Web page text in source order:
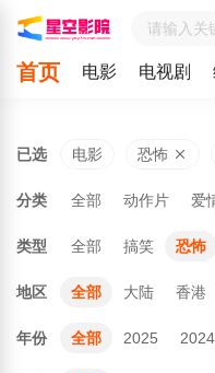
首页 电影 电视剧
已选 电影 恐怖
分类 全部 动作片 爱
类型 全部 搞笑 恐怖
地区 全部 大陆 香港
年份 全部 2025 2024